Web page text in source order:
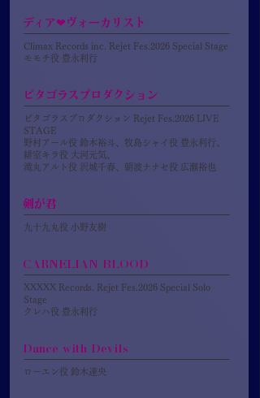
ディア❤ヴォーカリスト
Climax Records inc. Rejet Fes.2026 Special Stage
モモチ役 豊永利行
ピタゴラスプロダクション
ピタゴラスプロダクション Rejet Fes.2026 LIVE
STAGE
野村アール役 鈴木裕斗、牧島シャイ役 豊永利行、
緋室キラ役 大河元気、
滝丸アルト役 沢城千春、朝波ナナセ役 広瀬裕也
剣が君
九十九丸役 小野友樹
CARNELIAN BLOOD
XXXXX Records. Rejet Fes.2026 Special Solo
Stage
クレハ役 豊永利行
Dance with Devils
ローエン役 鈴木達央